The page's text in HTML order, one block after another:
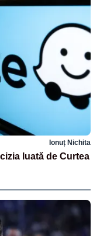
Ionuț Nichita
luată de Curtea